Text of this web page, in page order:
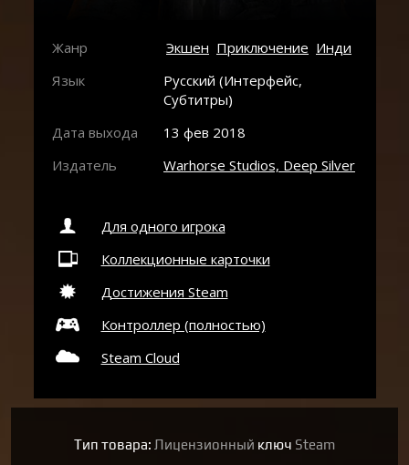
Жанр Экшен Приключение Инди
Язык
Русский (Интерфейс,
Субтитры)
Дата выхода
13 фев 2018
Издатель
Warhorse Studios, Deep Silver
Для одного игрока
Коллекционные карточки
Достижения Steam
Контроллер (полностью)
Steam Cloud
Тип товара: Лицензионный ключ Steam